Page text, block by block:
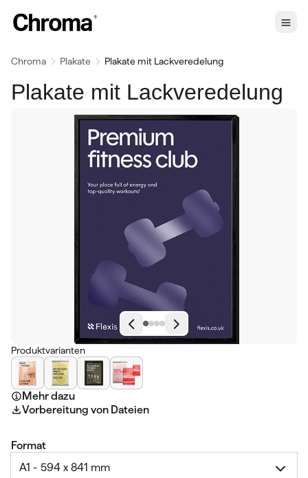
Chroma Plakate Plakate mit Lackveredelung
Plakate mit Lackveredelung
Produktvarianten
Mehr dazu
Vorbereitung von Dateien
Format
A1 - 594 x 841 mm